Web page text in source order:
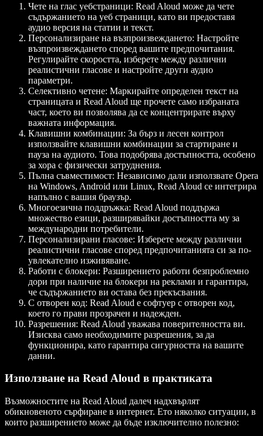
Чете на глас уебстраници: Read Aloud може да чете
съдържанието на уеб страници, като ви предоставя
аудио версия на статии и текст.
Персонализиране на възпроизвеждането: Настройте
възпроизвеждането според вашите предпочитания.
Регулирайте скоростта, изберете между различни
реалистични гласове и настройте други аудио
параметри.
Селективно четене: Маркирайте определен текст на
страницата и Read Aloud ще прочете само избраната
част, което ви позволява да се концентрирате върху
важната информация.
Клавишни комбинации: За бърз и лесен контрол
използвайте клавишни комбинации за стартиране и
пауза на аудиото. Това подобрява достъпността, особено
за хора с физически затруднения.
Пълна съвместимост: Независимо дали използвате Opera
на Windows, Android или Linux, Read Aloud се интегрира
напълно с вашия браузър.
Многоезична поддръжка: Read Aloud поддържа
множество езици, разширявайки достъпността му за
международни потребители.
Персонализирани гласове: Изберете между различни
реалистични гласове според предпочитанията си за по-
увлекателно изживяване.
Работи с блокери: Разширението работи безпроблемно
дори при наличие на блокери на реклами и гарантира,
че съдържанието ви остава без прекъсвания.
С отворен код: Read Aloud е софтуер с отворен код,
което го прави прозрачен и надежден.
Разрешения: Read Aloud уважава поверителността ви.
Изисква само необходимите разрешения, за да
функционира, като гарантира сигурността на вашите
данни.
Използване на Read Aloud в практиката
Възможностите на Read Aloud далеч надхвърлят
обикновеното сърфиране в интернет. Ето няколко ситуации, в
които разширението може да бъде изключително полезно: